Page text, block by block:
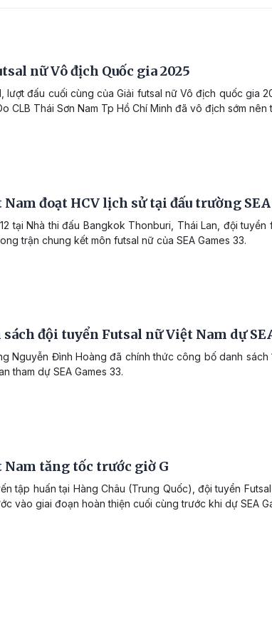
nữ Vô địch Quốc gia 2025
lượt đấu cuối cùng của Giải futsal nữ Vô địch quốc gia
CLB Thái Sơn Nam Tp Hồ Chí Minh đã vô địch sớm
đoạt HCV lịch sử tại đấu trường SEA
tại Nhà thi đấu Bangkok Thonburi, Thái Lan, đội
trận chung kết môn futsal nữ của SEA Games 33.
đội tuyển Futsal nữ Việt Nam dự
Nguyễn Đình Hoàng đã chính thức công bố danh
tham dự SEA Games 33.
Nam tăng tốc trước giờ G
tập huấn tại Hàng Châu (Trung Quốc), đội tuyển
vào giai đoạn hoàn thiện cuối cùng trước khi dự SEA